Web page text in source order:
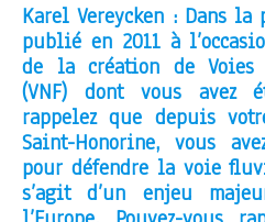
Karel Vereycken : Dans
publié en 2011 à
de la création de Voies
(VNF) dont vous avez
rappelez que depuis
Saint-Honorine, vous
pour défendre la voie
s’agit d’un enjeu